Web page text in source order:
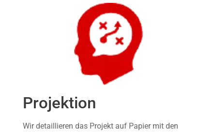
Projektion
Wir detaillieren das Projekt auf Papier mit den